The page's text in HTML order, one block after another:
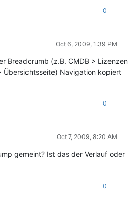
0
Oct 6, 2009, 1:39 PM
Breadcrumb (z.B. CMDB > Lizenzen
Übersichtsseite) Navigation kopiert
0
Oct 7, 2009, 8:20 AM
gemeint? Ist das der Verlauf oder
0